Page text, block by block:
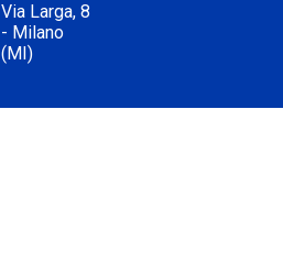
Via Larga, 8
- Milano
(MI)